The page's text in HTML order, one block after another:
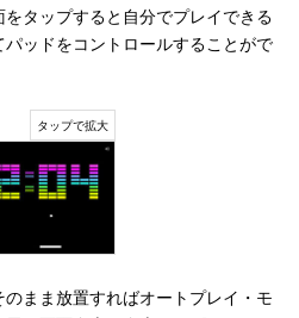
タップすると自分でプレイできる
ッドをコントロールすることがで
まま放置すればオートプレイ・モ